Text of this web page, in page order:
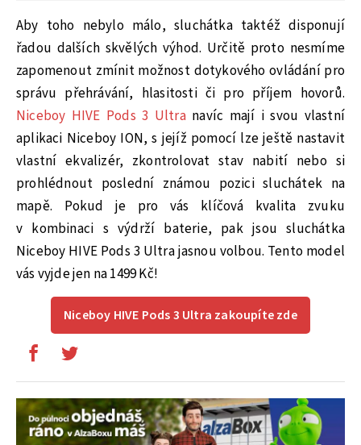
Aby toho nebylo málo, sluchátka taktéž disponují
řadou dalších skvělých výhod. Určitě proto nesmíme
zapomenout zmínit možnost dotykového ovládání pro
správu přehrávání, hlasitosti či pro příjem hovorů.
Niceboy HIVE Pods 3 Ultranavíc mají i svou vlastní
aplikaci Niceboy ION, s jejíž pomocí lze ještě nastavit
vlastní ekvalizér, zkontrolovat stav nabití nebo si
prohlédnout poslední známou pozici sluchátek na
mapě. Pokud je pro vás klíčová kvalita zvuku
v kombinaci s výdrží baterie, pak jsou sluchátka
Niceboy HIVE Pods 3 Ultra jasnou volbou. Tento model
vás vyjde jen na 1499 Kč!
Niceboy HIVE Pods 3 Ultra zakoupíte zde